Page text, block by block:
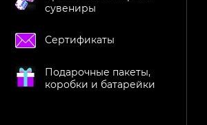
сувениры
Сертификаты
Подарочные пакеты,
коробки и батарейки